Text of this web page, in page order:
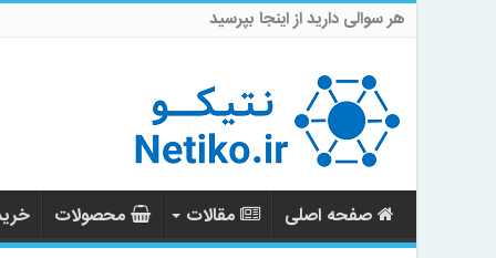
هر سوالی دارید از اینجا بپرسید
صفحه اصلی مقالات محصولات